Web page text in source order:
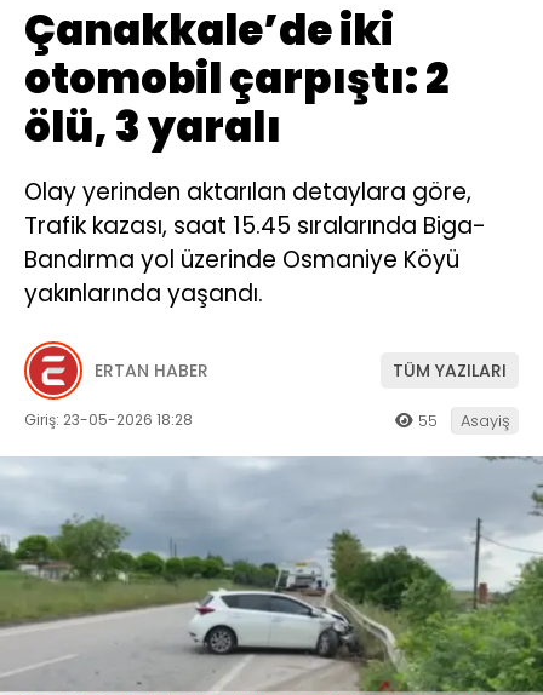
Çanakkale’de iki
otomobil çarpıştı: 2
ölü, 3 yaralı
Olay yerinden aktarılan detaylara göre,
Trafik kazası, saat 15.45 sıralarında Biga-
Bandırma yol üzerinde Osmaniye Köyü
yakınlarında yaşandı.
ERTAN HABER TÜM YAZILARI
Giriş: 23-05-2026 18:28 55 Asayiş